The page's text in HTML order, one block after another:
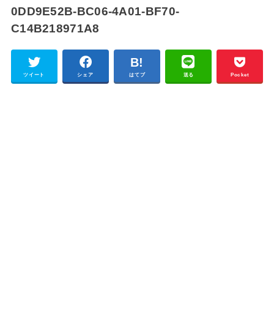
0DD9E52B-BC06-4A01-BF70-
C14B218971A8
ツイート シェア はてブ 送る Pocket